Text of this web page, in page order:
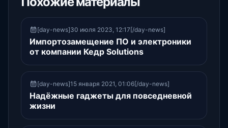
[day-news]30 июля 2023, 12:17[/day-news]
Импортозамещение ПО и электроники
от компании Кедр Solutions
[day-news]15 января 2021, 01:06[/day-news]
Надёжные гаджеты для повседневной
жизни